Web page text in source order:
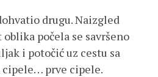
drugu. Naizgled
počela se savršeno
i potočić uz cestu sa
prve cipele.